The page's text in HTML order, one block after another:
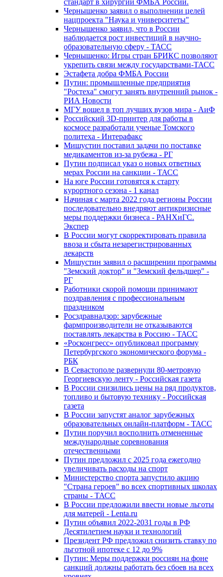
стандарт в хирургии ФМБА России.
Чернышенко заявил о выполнении целей
нацпроекта "Наука и университеты"
Чернышенко заявил, что в России
наблюдается рост инвестиций в научно-
образовательную сферу - ТАСС
Чернышенко: Игры стран БРИКС позволяют
укрепить связи между государствами-ТАСС
Эстафета добра ФМБА России
Путин: промышленные предприятия
"Ростеха" смогут занять внутренний рынок -
РИА Новости
МГУ вошел в топ лучших вузов мира - АиФ
Российский 3D-принтер для работы в
космосе разработали ученые Томского
политеха - Интерафакс
Мишустин поставил задачи по поставке
медикаментов из-за рубежа - РГ
Путин подписал указ о новых ответных
мерах России на санкции - ТАСС
На юге России готовятся к старту
курортного сезона - 1 канал
Начиная с марта 2022 года регионы России
последовательно внедряют антикризисные
меры поддержки бизнеса - РАНХиГС.
Экспер
В России могут скорректировать правила
ввоза и сбыта незарегистрированных
лекарств
Мишустин заявил о расширении программы
"Земский доктор" и "Земский фельдшер" -
РГ
Работники скорой помощи принимают
поздравления с профессиональным
праздником
Росздравнадзор: зарубежные
фармпроизводители не отказываются
поставлять лекарства в Россию - ТАСС
«Росконгресс» опубликовал программу
Петербургского экономического форума -
РБК
В Севастополе развернули 80-метровую
Георгиевскую ленту - Российская газета
В России снизились цены на ряд продуктов,
топливо и бытовую технику - Российская
газета
В России запустят аналог зарубежных
образовательных онлайн-платформ - ТАСС
Путин поручил восполнить отмененные
международные соревнования
отечественными
Путин предложил с 2025 года ежегодно
увеличивать расходы на спорт
Министерство спорта запустило акцию
"Страна героев" во всех спортивных школах
страны - ТАСС
В России предложили ввести новые льготы
для матерей - Lenta.ru
Путин объявил 2022-2031 годы в РФ
Десятилетием науки и технологий
Президент РФ предложил снизить ставку по
льготной ипотеке с 12 до 9%
Путин: Меры поддержки россиян на фоне
санкций должны работать без сбоев на всех